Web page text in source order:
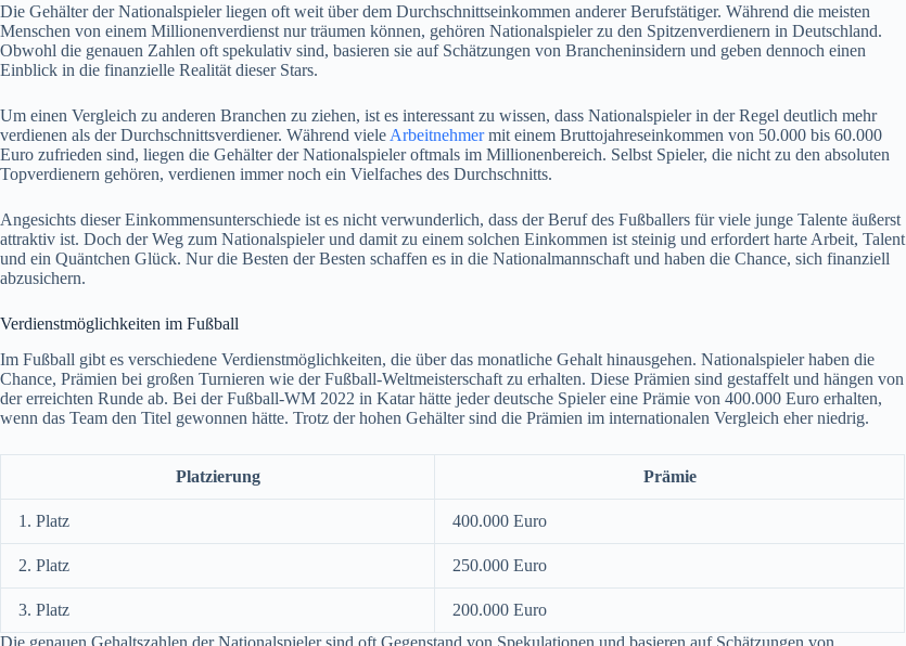
Die Gehälter der Nationalspieler liegen oft weit über dem Durchschnittseinkommen anderer Berufstätiger. Während die meisten
Menschen von einem Millionenverdienst nur träumen können, gehören Nationalspieler zu den Spitzenverdienern in Deutschland.
Obwohl die genauen Zahlen oft spekulativ sind, basieren sie auf Schätzungen von Brancheninsidern und geben dennoch einen
Einblick in die finanzielle Realität dieser Stars.
Um einen Vergleich zu anderen Branchen zu ziehen, ist es interessant zu wissen, dass Nationalspieler in der Regel deutlich mehr
verdienen als der Durchschnittsverdiener. Während viele Arbeitnehmermit einem Bruttojahreseinkommen von 50.000 bis 60.000
Euro zufrieden sind, liegen die Gehälter der Nationalspieler oftmals im Millionenbereich. Selbst Spieler, die nicht zu den absoluten
Topverdienern gehören, verdienen immer noch ein Vielfaches des Durchschnitts.
Angesichts dieser Einkommensunterschiede ist es nicht verwunderlich, dass der Beruf des Fußballers für viele junge Talente äußerst
attraktiv ist. Doch der Weg zum Nationalspieler und damit zu einem solchen Einkommen ist steinig und erfordert harte Arbeit, Talent
und ein Quäntchen Glück. Nur die Besten der Besten schaffen es in die Nationalmannschaft und haben die Chance, sich finanziell
abzusichern.
Verdienstmöglichkeiten im Fußball
Im Fußball gibt es verschiedene Verdienstmöglichkeiten, die über das monatliche Gehalt hinausgehen. Nationalspieler haben die
Chance, Prämien bei großen Turnieren wie der Fußball-Weltmeisterschaft zu erhalten. Diese Prämien sind gestaffelt und hängen von
der erreichten Runde ab. Bei der Fußball-WM 2022 in Katar hätte jeder deutsche Spieler eine Prämie von 400.000 Euro erhalten,
wenn das Team den Titel gewonnen hätte. Trotz der hohen Gehälter sind die Prämien im internationalen Vergleich eher niedrig.
Platzierung Prämie
1. Platz 400.000 Euro
2. Platz 250.000 Euro
3. Platz
200.000 Euro
Die genauen Gehaltszahlen der Nationalspieler sind oft Gegenstand von Spekulationen und basieren auf Schätzungen von